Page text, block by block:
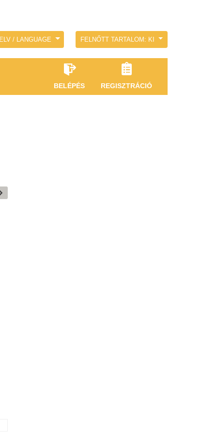
/ LANGUAGE FELNŐTT TARTALOM: KI
BELÉPÉS REGISZTRÁCIÓ